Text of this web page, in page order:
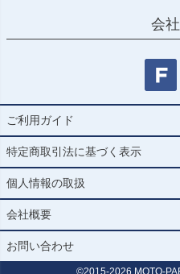
会
ご利用ガイド
特定商取引法に基づく表示
個人情報の取扱
会社概要
お問い合わせ